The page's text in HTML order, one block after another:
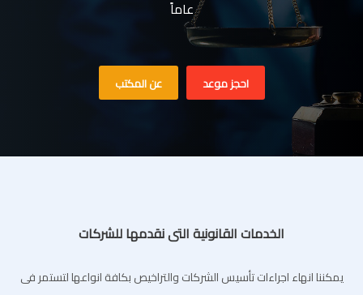
عاماً
احجز موعد عن المكتب
الخدمات القانونية التى نقدمها للشركات
يمكننا انهاء اجراءات تأسيس الشركات والتراخيص بكافة انواعها لتستمر فى